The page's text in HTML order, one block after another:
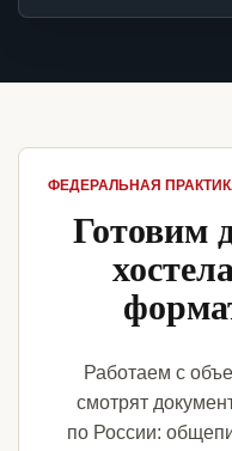
ФЕДЕРАЛЬНАЯ
Готовим
Работаем с
смотрят
по России: